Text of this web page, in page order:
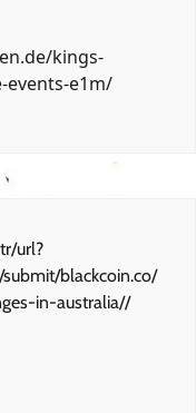
kings-
events-e1m/
url?
blackcoin.co/
in-australia//